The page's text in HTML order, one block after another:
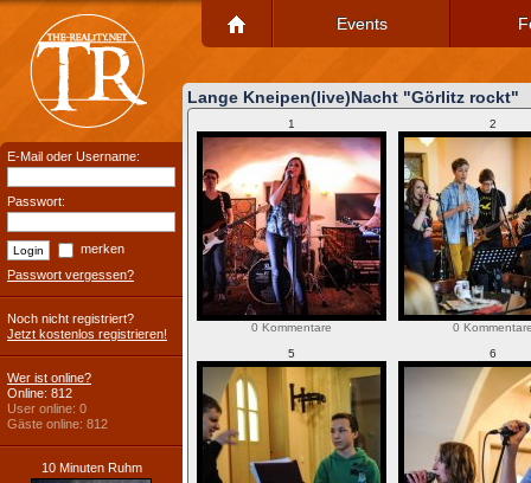
Events
Lange Kneipen(live)Nacht "Görlitz rockt"
1
0 Kommentare
2
0
5
6
E-Mail oder Username:
Passwort:
merken
Passwort vergessen?
Noch nicht registriert?
Jetzt kostenlos registrieren!
Wer ist online?
Online: 812
User online: 0
Gäste online: 812
10 Minuten Ruhm